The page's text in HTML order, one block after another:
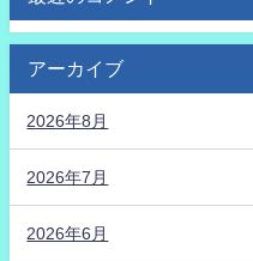
アーカイブ
2026年8月
2026年7月
2026年6月